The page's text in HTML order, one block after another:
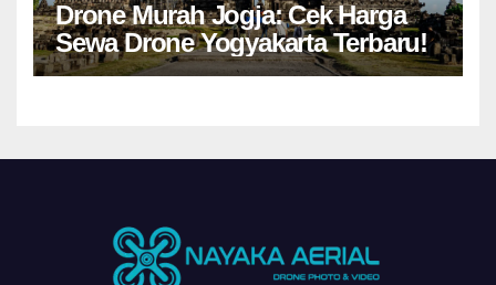
Drone Murah Jogja: Cek Harga
Sewa Drone Yogyakarta Terbaru!